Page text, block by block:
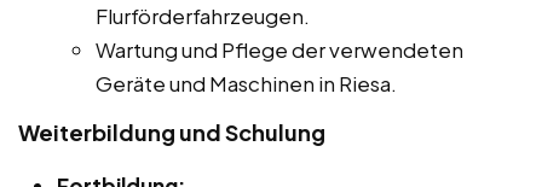
Flurförderfahrzeugen.
Wartung und Pflege der verwendeten
Geräte und Maschinen in Riesa.
Weiterbildung und Schulung